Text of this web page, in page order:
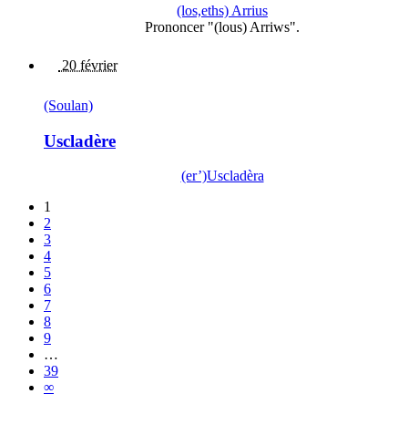
(los,eths) Arrius
Prononcer "(lous) Arriws".
20 février
(Soulan)
Uscladère
(er’)Uscladèra
1
2
3
4
5
6
7
8
9
…
39
∞